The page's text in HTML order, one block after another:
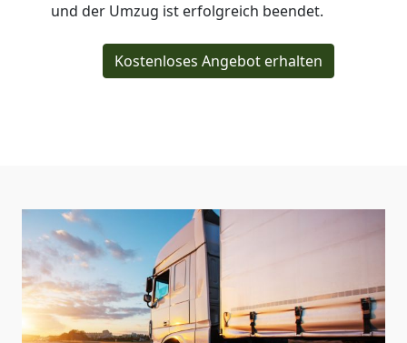
und der Umzug ist erfolgreich beendet.
Kostenloses Angebot erhalten